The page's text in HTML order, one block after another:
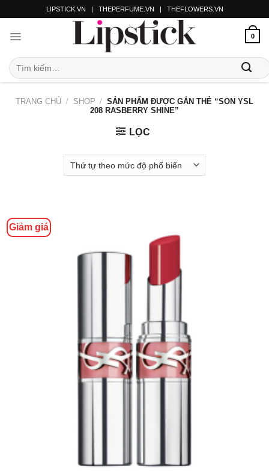
LIPSTICK.VN | THEPERFUME.VN | THEFLOWERS.VN
0
TRANG CHỦ / SHOP / SẢN PHẨM ĐƯỢC GẮN THẺ “SON YSL
208 RASBERRY SHINE”
LỌC
Giảm giá